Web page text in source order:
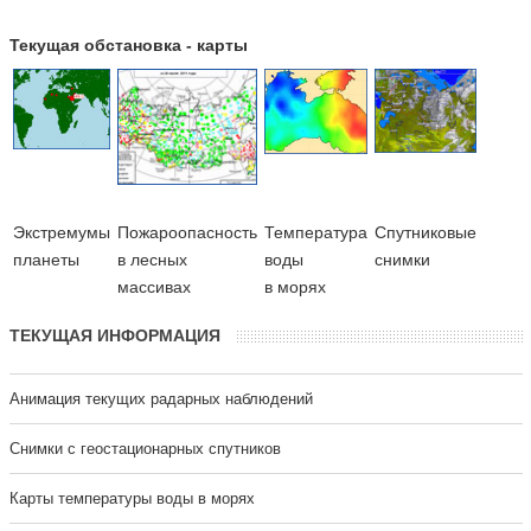
Текущая обстановка - карты
Экстремумы
планеты
Пожароопасность
в лесных
массивах
Температура
воды
в морях
Cпутниковые
снимки
ТЕКУЩАЯ ИНФОРМАЦИЯ
Анимация текущих радарных наблюдений
Cнимки с геостационарных спутников
Карты температуры воды в морях